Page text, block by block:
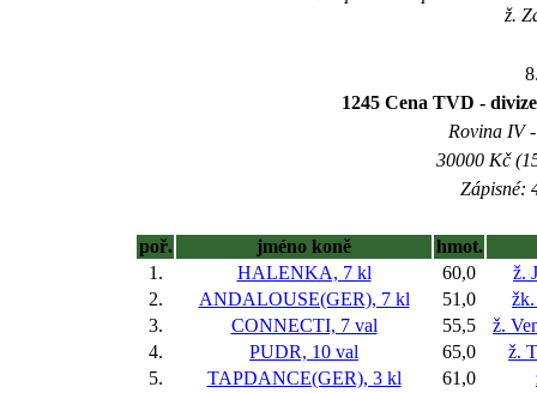
ž.
1245 Cena TVD -
Rovina IV
30000 Kč
Zápisné:
poř. jméno koně
hmot.
1.
HALENKA, 7 kl 60,0
ž.
2.
ANDALOUSE(GER), 7 kl 51,0
3.
CONNECTI, 7 val 55,5
ž.
4.
PUDR, 10 val 65,0
ž.
5.
TAPDANCE(GER), 3 kl 61,0